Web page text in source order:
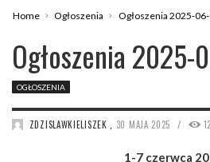
Home Ogłoszenia Ogłoszenia 2025-
Ogłoszenia 2025-
OGŁOSZENIA
ZDZISLAWKIELISZEK 30 MAJA 2025 /
1-7 czerwca